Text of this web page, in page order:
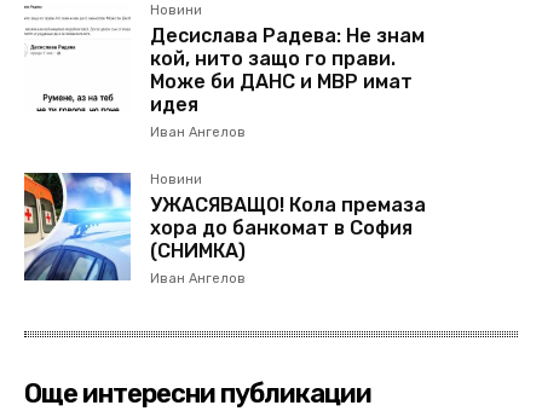
Новини
Десислава Радева: Не знам
кой, нито защо го прави.
Може би ДАНС и МВР имат
идея
Иван Ангелов
Новини
УЖАСЯВАЩО! Кола премаза
хора до банкомат в София
(СНИМКА)
Иван Ангелов
Още интересни публикации